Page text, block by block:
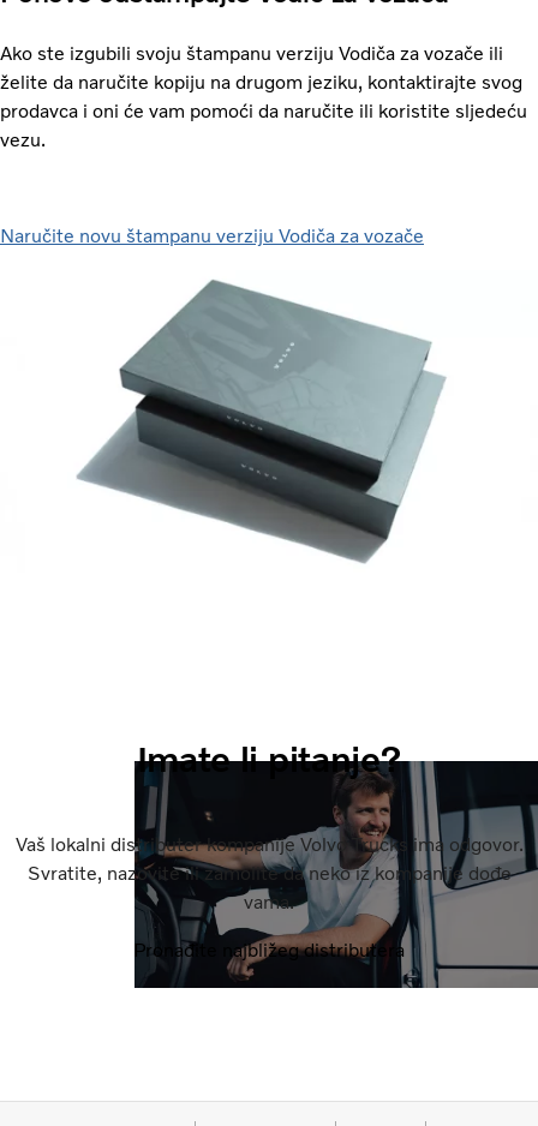
Ako ste izgubili svoju štampanu verziju Vodiča za vozače ili
želite da naručite kopiju na drugom jeziku, kontaktirajte svog
prodavca i oni će vam pomoći da naručite ili koristite sljedeću
vezu.
Naručite novu štampanu verziju Vodiča za vozače
Imate li pitanje?
Vaš lokalni distributer kompanije Volvo Trucks ima odgovor.
Svratite, nazovite ili zamolite da neko iz kompanije dođe
vama.
Pronađite najbližeg distributera